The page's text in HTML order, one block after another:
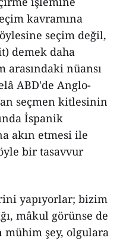
kavramına
seçim değil,
demek daha
arasındaki nüansı
ABD'de Anglo-
seçmen kitlesinin
İspanik
akın etmesi ile
bir tasavvur
yapıyorlar; bizim
mâkul görünse de
mühim şey, olgulara